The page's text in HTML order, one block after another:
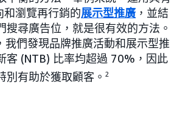
和瀏覽再行銷的展示型推廣 ，並結
搜尋廣告位，就是很有效的方法。
我們發現品牌推廣活動和展示型推
客 (NTB) 比率均超過 70%，因此
別有助於獲取顧客。 2